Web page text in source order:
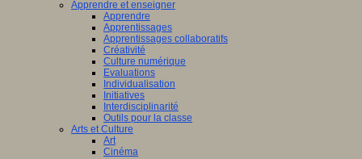
Apprendre et enseigner
Apprendre
Apprentissages
Apprentissages collaboratifs
Créativité
Culture numérique
Evaluations
Individualisation
Initiatives
Interdisciplinarité
Outils pour la classe
Arts et Culture
Art
Cinéma